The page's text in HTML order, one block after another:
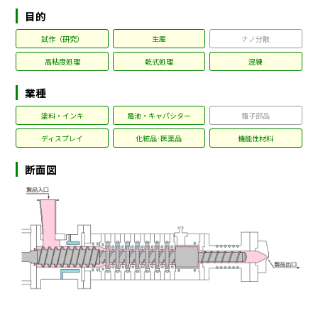
目的
試作（研究） 生産 ナノ分散
高粘度処理 乾式処理 混練
業種
塗料・インキ 電池・キャパシター 電子部品
ディスプレイ 化粧品·医薬品 機能性材料
断面図